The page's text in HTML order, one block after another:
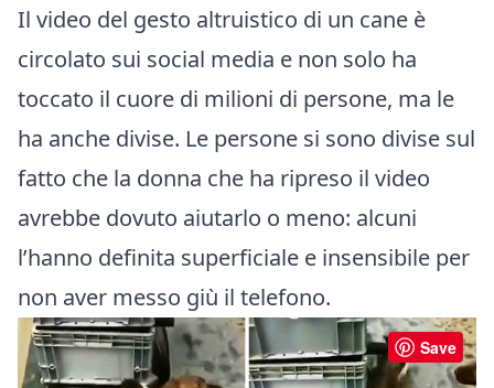
Il video del gesto altruistico di un cane è
circolato sui social media e non solo ha
toccato il cuore di milioni di persone, ma le
ha anche divise. Le persone si sono divise sul
fatto che la donna che ha ripreso il video
avrebbe dovuto aiutarlo o meno: alcuni
l’hanno definita superficiale e insensibile per
non aver messo giù il telefono.
Save